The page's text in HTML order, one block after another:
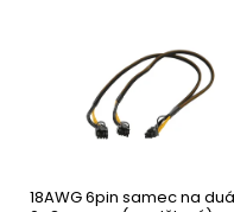
ů
18AWG 6pin samec na